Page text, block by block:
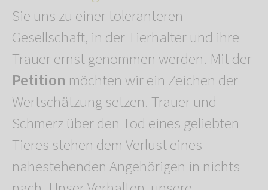
Sie uns zu einer toleranteren
Gesellschaft, in der Tierhalter und ihre
Trauer ernst genommen werden. Mit der
Petition möchten wir ein Zeichen der
Wertschätzung setzen. Trauer und
Schmerz über den Tod eines geliebten
Tieres stehen dem Verlust eines
nahestehenden Angehörigen in nichts